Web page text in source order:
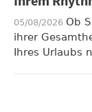
05/08/2026 Ob
ihrer
Ihres Urlaubs